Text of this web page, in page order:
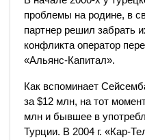
проблемы на родине, в
партнер решил забрать
конфликта оператор
«Альянс-Капитал».
Как вспоминает
за $12 млн, на тот
млн и бывшее в
Турции. В 2004 г. «Кар-